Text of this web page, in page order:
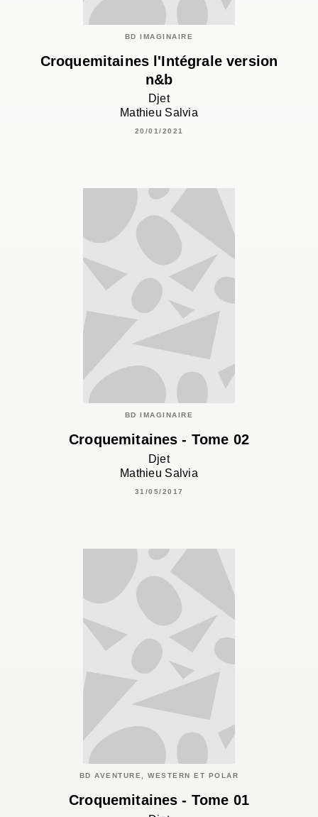
BD IMAGINAIRE
Croquemitaines l'Intégrale version
n&b
Djet
Mathieu Salvia
20/01/2021
BD IMAGINAIRE
Croquemitaines - Tome 02
Djet
Mathieu Salvia
31/05/2017
BD AVENTURE, WESTERN ET POLAR
Croquemitaines - Tome 01